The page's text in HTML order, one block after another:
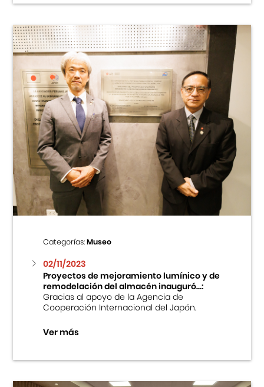
Categorías:Museo
02/11/2023
Proyectos de mejoramiento lumínico y de
remodelación del almacén inauguró...:
Gracias al apoyo de la Agencia de
Cooperación Internacional del Japón.
Ver más